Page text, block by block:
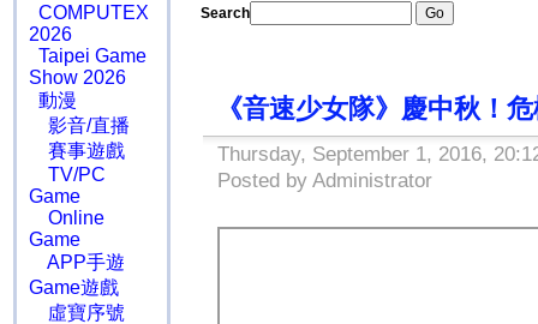
COMPUTEX
2026
Taipei Game
Show 2026
動漫
影音/直播
賽事遊戲
TV/PC
Game
Online
Game
APP手遊
Game遊戲
虛寶序號
Search
《音速少女隊》慶中秋！
Thursday, September 1, 2016,
Posted by Administrator